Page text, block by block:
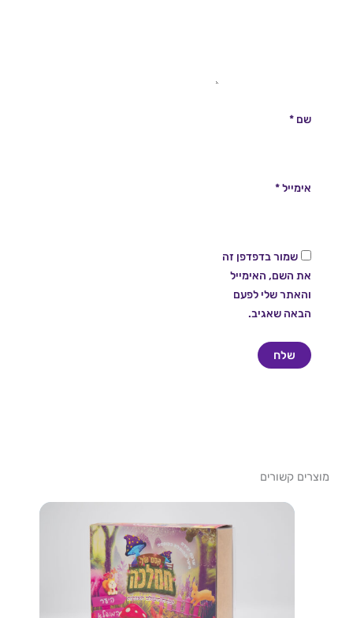
שם *
אימייל*
שמור בדפדפן זה
את השם, האימייל
והאתר שלי לפעם
הבאה שאגיב.
מוצרים קשורים